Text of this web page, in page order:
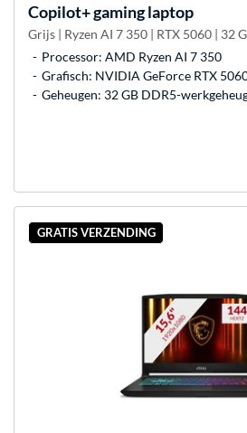
Copilot+ gaming laptop
Grijs | Ryzen AI 7 350 | RTX 5060 | 32
Processor: AMD Ryzen AI 7 350
Grafisch: NVIDIA GeForce RTX
Geheugen: 32 GB DDR5-
GRATIS VERZENDING